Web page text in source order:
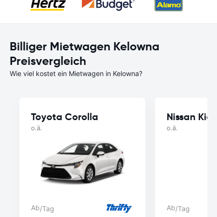
Billiger Mietwagen Kelowna
Preisvergleich
Wie viel kostet ein Mietwagen in Kelowna?
Toyota Corolla
o.ä.
Ab/Tag
Nissan
o.ä.
Ab/Tag